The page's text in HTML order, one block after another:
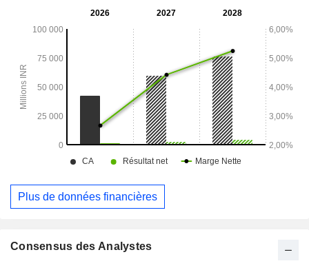
le jour même et le lendemain, spécialement adaptés aux
de commerce électronique. L'application Shadowfax Courier
constitue une solution de livraison à la demande en ville.
Plus de données financières
Consensus des Analystes